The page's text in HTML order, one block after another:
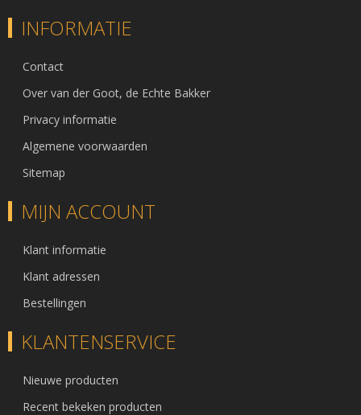
INFORMATIE
Contact
Over van der Goot, de Echte Bakker
Privacy informatie
Algemene voorwaarden
Sitemap
MIJN ACCOUNT
Klant informatie
Klant adressen
Bestellingen
KLANTENSERVICE
Nieuwe producten
Recent bekeken producten